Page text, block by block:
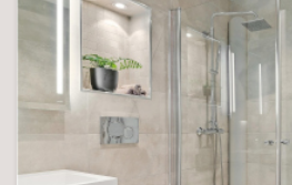
Ferdinand Bachinger